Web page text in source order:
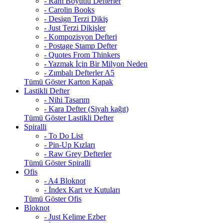
- Carolin Books
- Design Terzi Dikiş
- Just Terzi Dikişler
- Kompozisyon Defteri
- Postage Stamp Defter
- Quotes From Thinkers
- Yazmak İçin Bir Milyon Neden
- Zımbalı Defterler A5
Tümü Göster Karton Kapak
Lastikli Defter
- Nihi Tasarım
- Kara Defter (Siyah kağıt)
Tümü Göster Lastikli Defter
Spiralli
- To Do List
- Pin-Up Kızları
- Raw Grey Defterler
Tümü Göster Spiralli
Ofis
- A4 Bloknot
- İndex Kart ve Kutuları
Tümü Göster Ofis
Bloknot
- Just Kelime Ezber